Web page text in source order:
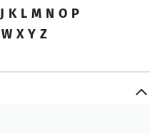
J K L M N O P
W X Y Z